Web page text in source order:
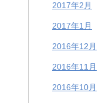
2017年2月
2017年1月
2016年12月
2016年11月
2016年10月